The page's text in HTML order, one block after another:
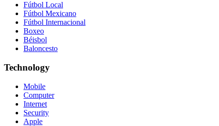
Fútbol Local
Fútbol Mexicano
Fútbol Internacional
Boxeo
Béisbol
Baloncesto
Technology
Mobile
Computer
Internet
Security
Apple